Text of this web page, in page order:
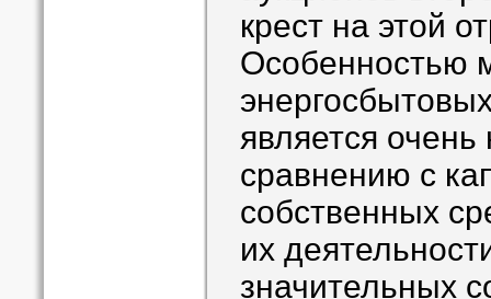
крест на этой
Особенностью
является
сравнению с
собственных
их
значительных